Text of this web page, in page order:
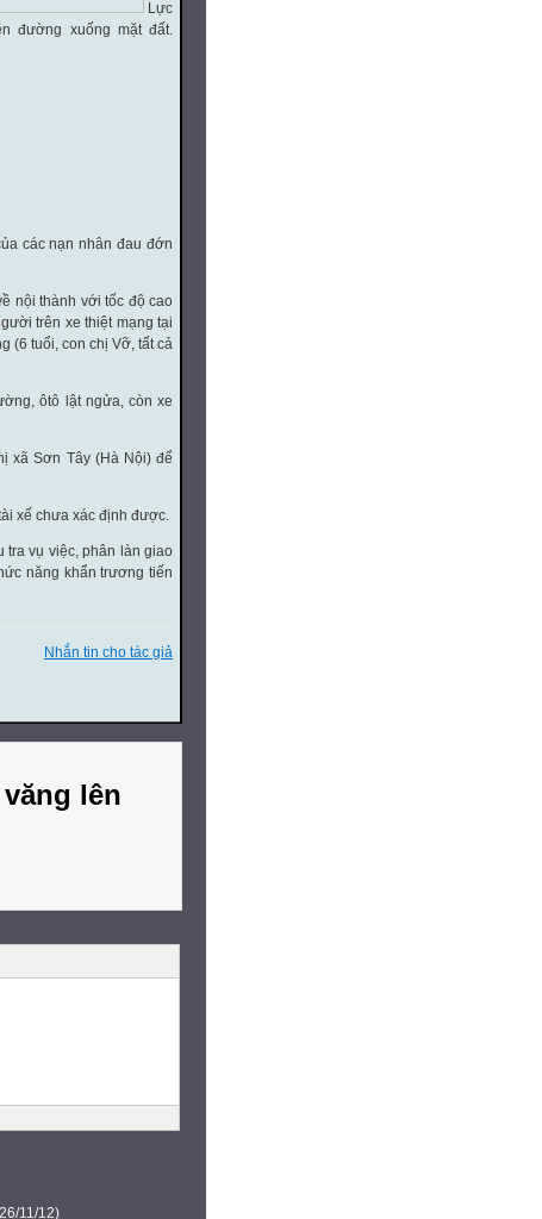
Lực
đường xuống mặt đất.
các nạn nhân đau đớn
nội thành với tốc độ cao
trên xe thiệt mạng tại
(6 tuổi, con chị Vỡ, tất cả
ôtô lật ngửa, còn xe
xã Sơn Tây (Hà Nội) để
xế chưa xác định được.
tra vụ việc, phân làn giao
năng khẩn trương tiến
Nhắn tin cho tác giả
lên
11/12)